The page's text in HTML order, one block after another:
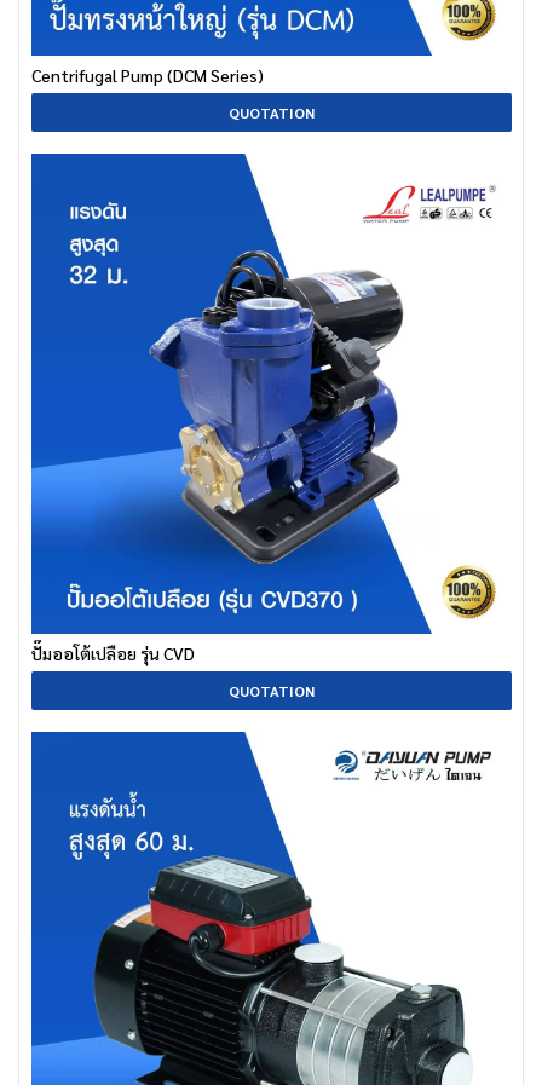
Centrifugal Pump (DCM Series)
QUOTATION
ปั๊มออโต้เปลือย รุ่น CVD
QUOTATION